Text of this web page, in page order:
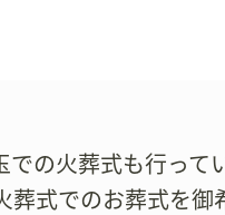
の火葬式も行って
式でのお葬式を御